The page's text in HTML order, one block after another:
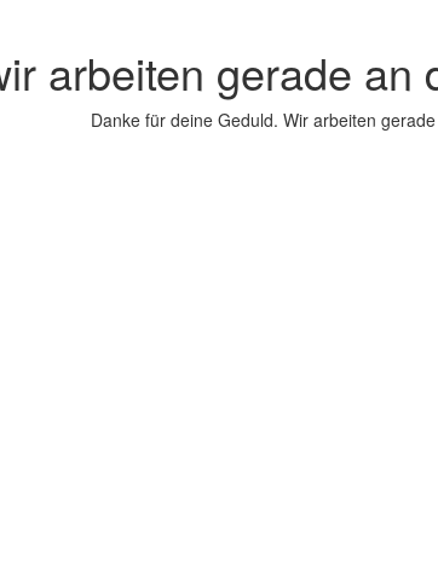
arbeiten gerade an
Danke für deine Geduld. Wir arbeiten